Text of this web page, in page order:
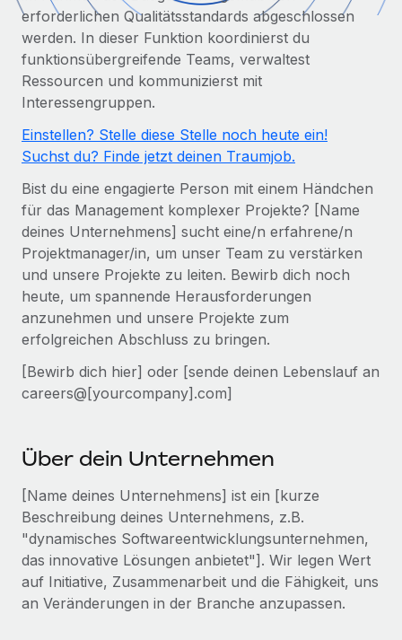
Globales Onboarding und Verwalten von
PEO
Auslagern von komplexen HR-Aufgaben
INFRASTRUKTUR
Nahtlose Integration der HR in bestehende Abläufe
Plattform
Integrierte HR-Kernfunktionen für dein Team
Verknüpfen Neu
Verknüpfung beliebiger KI-Tools mit Remote über unser
MCP
Integrationen
Prozessoptimierung mit unverzichtbaren Business-
Frag unsere Expert:innen
Hilfe von Expert:innen für globale HR & Compliance
Background-Checks
Einfacheres Bewerber:innen-Screening
Startups
Agile HR- und Payroll-Lösungen für wachsende
Mittelstand
Maßgeschneiderte HR-Lösungen, um Teams zu
vergrößern
Enterprise
Globale HR für Konzerne und Großunternehmen
PARTNER WERDEN
Strategische Technologiepartner
Flexible Einbettung von Global-HR-Funktionen in deine
Plattform
Entdecke die Möglichkeiten einer Partnerschaft
Remote Build
Demnächst verfügbar
Beratung zu Integrationen und KI-Automatisierung
FALLSTUDIEN
So hat der KI-Vorreiter Weaviate sein Team mit
Gesamtbeschäftigungskosten
Honorarzahlungen berechnen
Informationen zu möglichen Währungen und
Abwicklungsfristen für globale Freelancer:innen
LERNEN MIT REMOTE
Forschung und Leitfäden
Fallstudien
HR-Glossar
Checklisten und Vorlagen
Bibliothek für Stellenbeschreibungen
Webinare
Insights Center
Hol dir Unterstützung
Alle Ressourcen anzeigen
Nederlands
Français
Español
Italiano
Português (Portugal)
日本語
한국어
中文（简体）
Anmelden
erforderlichen Qualitätsstandards abgeschlossen
werden. In dieser Funktion koordinierst du
funktionsübergreifende Teams, verwaltest
Ressourcen und kommunizierst mit
Interessengruppen.
Einstellen? Stelle diese Stelle noch heute ein!
Suchst du? Finde jetzt deinen Traumjob.
Bist du eine engagierte Person mit einem Händchen
für das Management komplexer Projekte? [Name
deines Unternehmens] sucht eine/n erfahrene/n
Projektmanager/in, um unser Team zu verstärken
und unsere Projekte zu leiten. Bewirb dich noch
heute, um spannende Herausforderungen
anzunehmen und unsere Projekte zum
erfolgreichen Abschluss zu bringen.
[Bewirb dich hier] oder [sende deinen Lebenslauf an
careers@[yourcompany].com]
Über dein Unternehmen
[Name deines Unternehmens] ist ein [kurze
Beschreibung deines Unternehmens, z.B.
"dynamisches Softwareentwicklungsunternehmen,
das innovative Lösungen anbietet"]. Wir legen Wert
auf Initiative, Zusammenarbeit und die Fähigkeit, uns
an Veränderungen in der Branche anzupassen.